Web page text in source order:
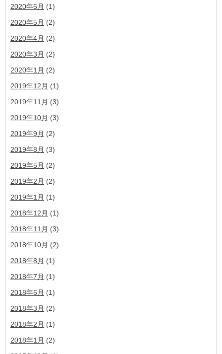
2020年6月 (1)
2020年5月 (2)
2020年4月 (2)
2020年3月 (2)
2020年1月 (2)
2019年12月 (1)
2019年11月 (3)
2019年10月 (3)
2019年9月 (2)
2019年8月 (3)
2019年5月 (2)
2019年2月 (2)
2019年1月 (1)
2018年12月 (1)
2018年11月 (3)
2018年10月 (2)
2018年8月 (1)
2018年7月 (1)
2018年6月 (1)
2018年3月 (2)
2018年2月 (1)
2018年1月 (2)